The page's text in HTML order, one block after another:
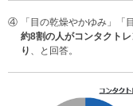
④
「目の乾燥やかゆみ」「
約8割の人がコンタクト
り 、と回答。